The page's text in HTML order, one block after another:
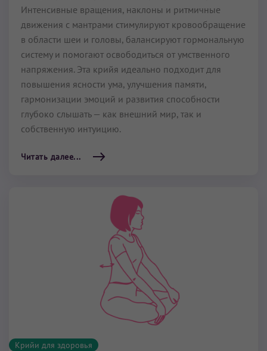
Интенсивные вращения, наклоны и ритмичные
движения с мантрами стимулируют кровообращение
в области шеи и головы, балансируют гормональную
систему и помогают освободиться от умственного
напряжения. Эта крийя идеально подходит для
повышения ясности ума, улучшения памяти,
гармонизации эмоций и развития способности
глубоко слышать — как внешний мир, так и
собственную интуицию.
Читать далее...
Крийи для здоровья